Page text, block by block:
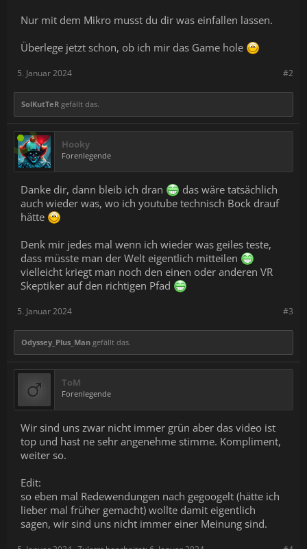
Nur mit dem Mikro musst du dir was einfallen lassen.
Überlege jetzt schon, ob ich mir das Game hole
#2
5. Januar 2024
SolKutTeR gefällt das.
Hooky
Forenlegende
Danke dir, dann bleib ich dran
das wäre tatsächlich
auch wieder was, wo ich youtube technisch Bock drauf
hätte
Denk mir jedes mal wenn ich wieder was geiles teste,
dass müsste man der Welt eigentlich mitteilen
vielleicht kriegt man noch den einen oder anderen VR
Skeptiker auf den richtigen Pfad
#3
5. Januar 2024
Odyssey_Plus_Man gefällt das.
ToM
Forenlegende
Wir sind uns zwar nicht immer grün aber das video ist
top und hast ne sehr angenehme stimme. Kompliment,
weiter so.
Edit:
so eben mal Redewendungen nach gegoogelt (hätte ich
lieber mal früher gemacht) wollte damit eigentlich
sagen, wir sind uns nicht immer einer Meinung sind.